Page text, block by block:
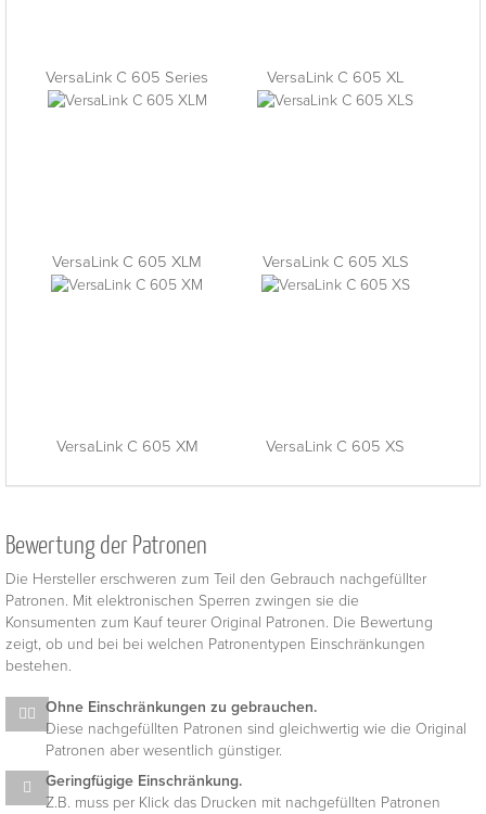
VersaLink C 605 Series VersaLink C 605 XL
VersaLink C 605 XLM VersaLink C 605 XLS
VersaLink C 605 XM VersaLink C 605 XS
Bewertung der Patronen
Die Hersteller erschweren zum Teil den Gebrauch nachgefüllter
Patronen. Mit elektronischen Sperren zwingen sie die
Konsumenten zum Kauf teurer Original Patronen. Die Bewertung
zeigt, ob und bei bei welchen Patronentypen Einschränkungen
bestehen.
Ohne Einschränkungen zu gebrauchen.
Diese nachgefüllten Patronen sind gleichwertig wie die Original
Patronen aber wesentlich günstiger.
Geringfügige Einschränkung.
Z.B. muss per Klick das Drucken mit nachgefüllten Patronen